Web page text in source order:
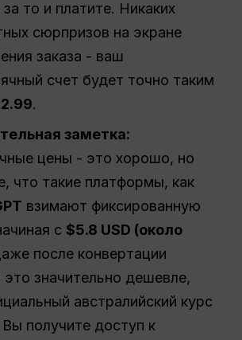
то и платите. Никаких
сюрпризов на экране
заказа - ваш
счет будет точно таким
.
заметка:
цены - это хорошо, но
что такие платформы, как
взимают фиксированную
с$5.8 USD (около
после конвертации
значительно дешевле,
австралийский курс
получите доступ к